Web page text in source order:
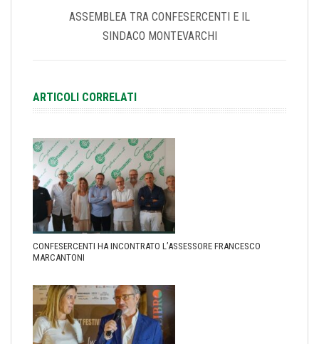
ASSEMBLEA TRA CONFESERCENTI E IL
SINDACO MONTEVARCHI
ARTICOLI CORRELATI
CONFESERCENTI HA INCONTRATO L’ASSESSORE FRANCESCO
MARCANTONI